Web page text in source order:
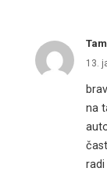
13.
na
radi